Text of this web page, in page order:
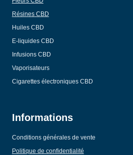
Résines CBD
Huiles CBD
E-liquides CBD
Infusions CBD
Vaporisateurs
Cigarettes électroniques CBD
Informations
Conditions générales de vente
Politique de confidentialité